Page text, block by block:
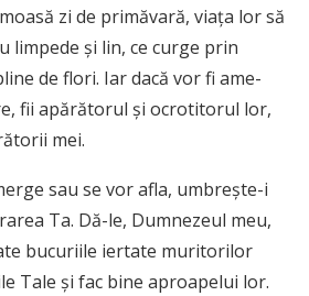
zi de primăvară, viața lor să
limpede și lin, ce curge prin
de flori. Iar dacă vor fi ame­
fii apărătorul și ocrotitorul lor,
mei.
sau se vor afla, umbrește-i
Ta. Dă-le, Dumnezeul meu,
bucuriile iertate mu­­­ri­to­rilor
Tale și fac bine aproapelui lor.